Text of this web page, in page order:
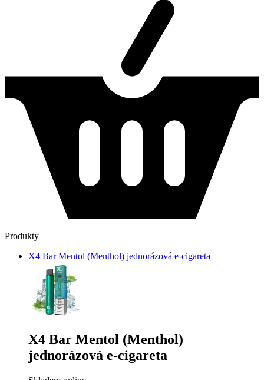
Produkty
X4 Bar Mentol (Menthol) jednorázová e-cigareta
X4 Bar Mentol (Menthol)
jednorázová e-cigareta